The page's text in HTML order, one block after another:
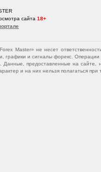
сайта 18+
Master» не несет
графики и сигналы форекс.
Данные, предоставленные на
и на них нельзя полагаться при